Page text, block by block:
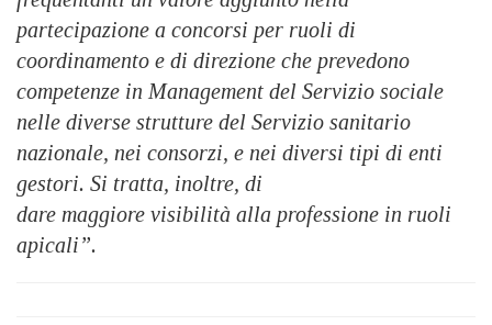
partecipazione a concorsi per ruoli di
coordinamento e di direzione che prevedono
competenze in Management del Servizio sociale
nelle diverse strutture del Servizio sanitario
nazionale, nei consorzi, e nei diversi tipi di enti
gestori. Si tratta, inoltre, di
dare maggiore visibilità alla professione in ruoli
apicali”.